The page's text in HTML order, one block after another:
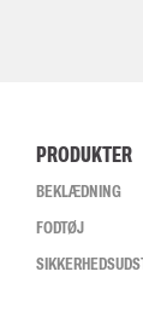
PRODUKTER
BEKLÆDNING
FODTØJ